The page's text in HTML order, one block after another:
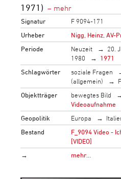
1971)
Signatur
F 9094-171
Urheber
Nigg, Heinz, AV-
Periode
Neuzeit 20.
1980
1971
Schlagwörter
soziale Fragen
(allgemein)
Objektträger
bewegtes Bild
Videoaufnahme
Geopolitik
Europa
Bestand
F_9094 Video -
[VIDEO]
→
mehr…